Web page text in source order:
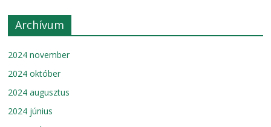
Archívum
2024 november
2024 október
2024 augusztus
2024 június